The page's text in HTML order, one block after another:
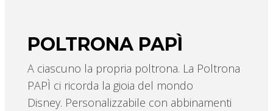
POLTRONA PAPÌ
A ciascuno la propria poltrona. La Poltrona
PAPÌ ci ricorda la gioia del mondo
Disney. Personalizzabile con abbinamenti